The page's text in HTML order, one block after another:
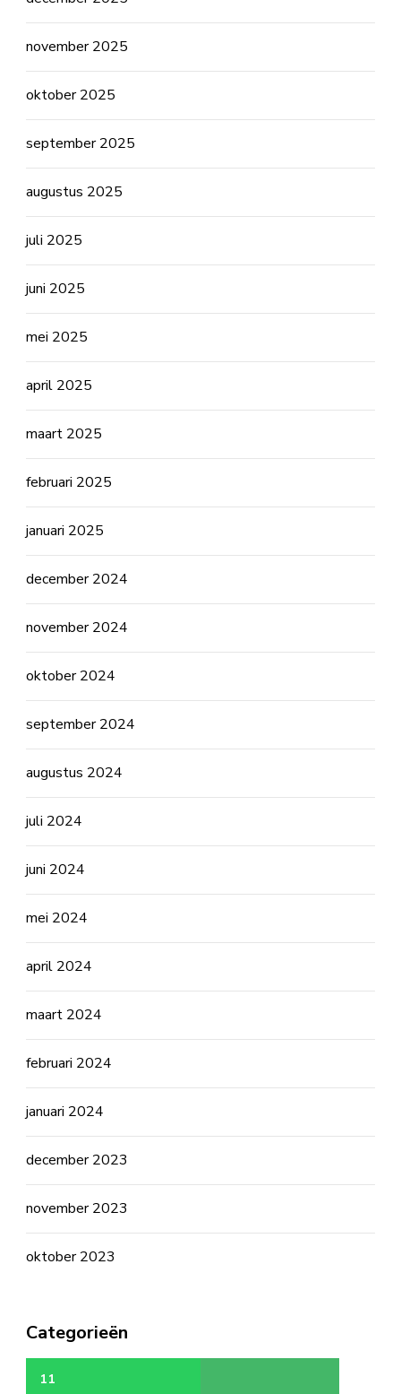
november 2025
oktober 2025
september 2025
augustus 2025
juli 2025
juni 2025
mei 2025
april 2025
maart 2025
februari 2025
januari 2025
december 2024
november 2024
oktober 2024
september 2024
augustus 2024
juli 2024
juni 2024
mei 2024
april 2024
maart 2024
februari 2024
januari 2024
december 2023
november 2023
oktober 2023
Categorieën
11